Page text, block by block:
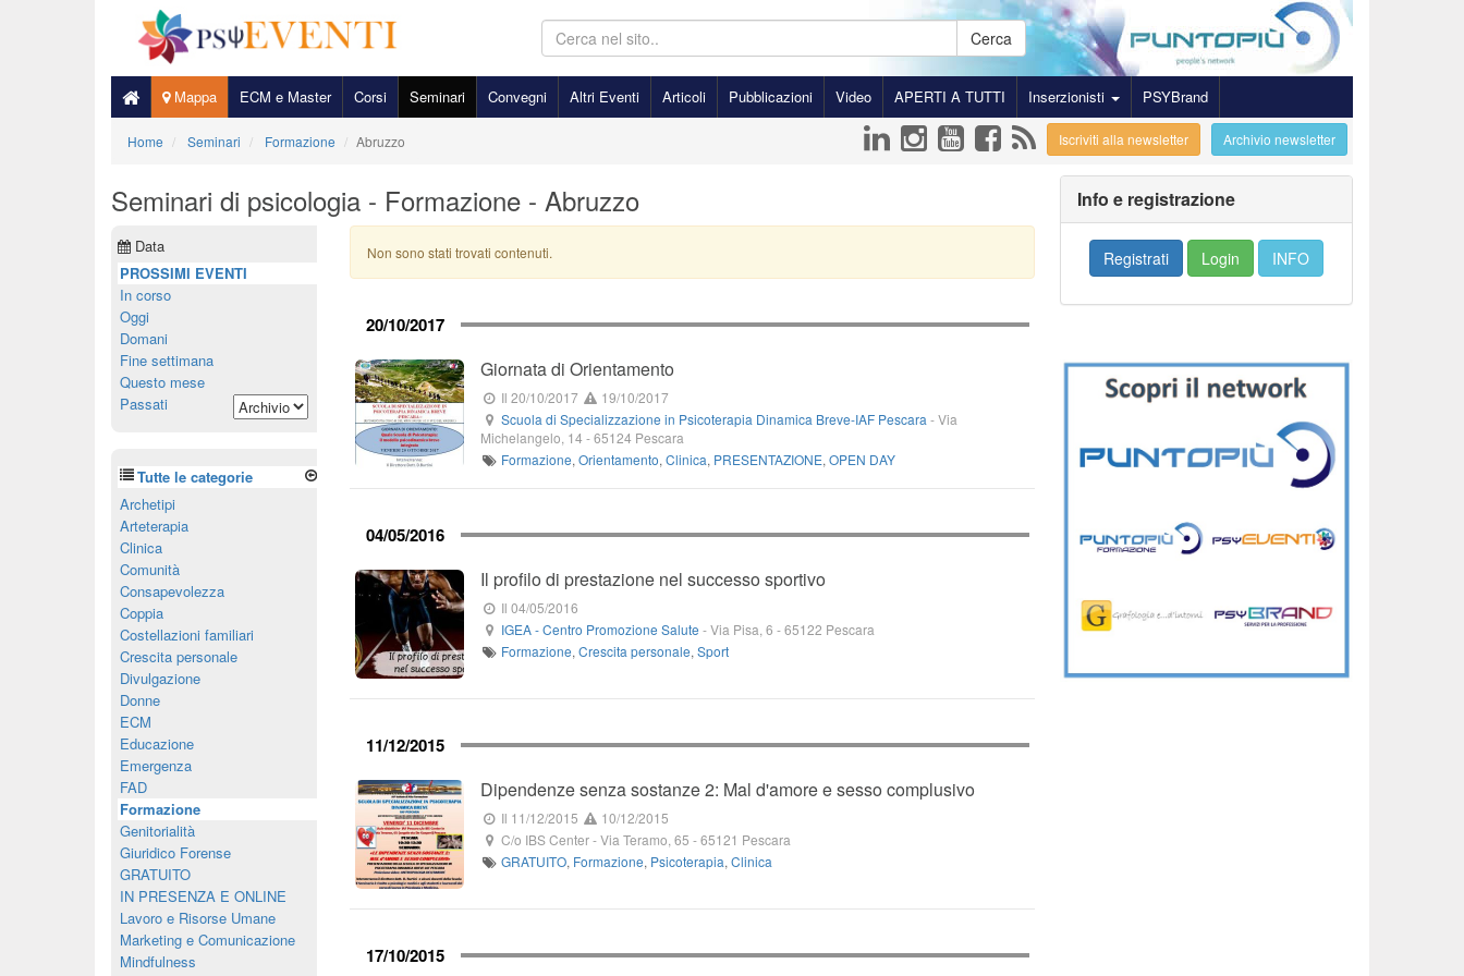
Cerca
Mappa ECM e Master Corsi Seminari Convegni Altri Eventi Articoli Pubblicazioni Video APERTI A TUTTI Inserzionisti PSYBrand
Home Seminari Formazione Abruzzo Archivio newsletter
Iscriviti alla newsletter
Seminari di psicologia - Formazione - Abruzzo
Non sono stati trovati contenuti.
20/10/2017
Giornata di Orientamento
Il 20/10/2017
19/10/2017
Scuola di Specializzazione in Psicoterapia Dinamica Breve-IAF Pescara -Via
Michelangelo, 14 -65124 Pescara
Formazione, Orientamento, Clinica, PRESENTAZIONE, OPEN DAY
04/05/2016
Il profilo di prestazione nel successo sportivo
Il 04/05/2016
IGEA - Centro Promozione Salute -Via Pisa, 6 -65122 Pescara
Formazione, Crescita personale, Sport
11/12/2015
Dipendenze senza sostanze 2: Mal d'amore e sesso complusivo
Il 11/12/2015
10/12/2015
C/o IBS Center-Via Teramo, 65 -65121 Pescara
GRATUITO, Formazione, Psicoterapia, Clinica
17/10/2015
Data
PROSSIMI EVENTI
In corso
Oggi
Domani
Fine settimana
Questo mese
Passati
Tutte le categorie
Archetipi
Arteterapia
Clinica
Comunità
Consapevolezza
Coppia
Costellazioni familiari
Crescita personale
Divulgazione
Donne
ECM
Educazione
Emergenza
FAD
Formazione
Genitorialità
Giuridico Forense
GRATUITO
IN PRESENZA E ONLINE
Lavoro e Risorse Umane
Marketing e Comunicazione
Mindfulness
Info e registrazione
Registrati Login INFO